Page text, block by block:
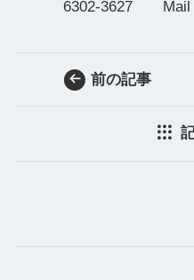
6302-3627 Mail
前の記事